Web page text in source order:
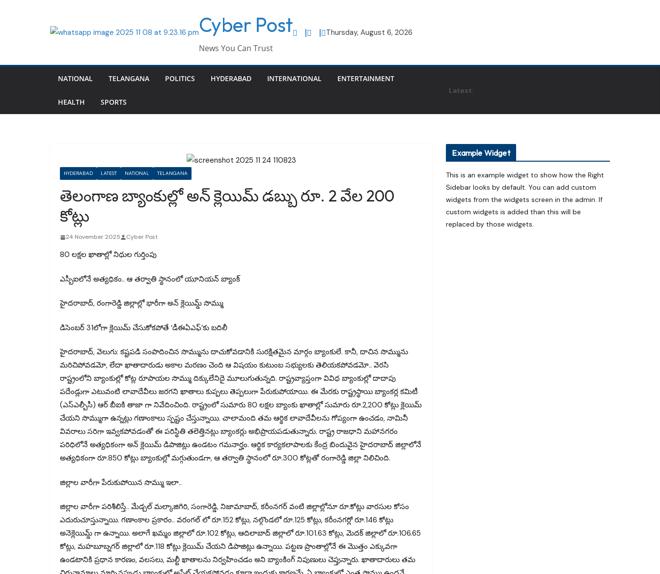
Cyber Post
News You Can Trust
Thursday, August 6, 2026
NATIONAL TELANGANA POLITICS HYDERABAD INTERNATIONAL ENTERTAINMENT
HEALTH SPORTS
Latest:
HYDERABAD LATEST NATIONAL TELANGANA
తెలంగాణ బ్యాంకుల్లో అన్ క్లెయిమ్ డబ్బు రూ. 2 వేల 200
కోట్లు
24 November 2025 Cyber Post
80 లక్షల ఖాతాల్లో నిధుల గుర్తింపు
ఎస్బీఐలోనే అత్యధికం.. ఆ తర్వాతి స్థానంలో యూనియన్ బ్యాంక్
హైదరాబాద్, రంగారెడ్డి జిల్లాల్లో భారీగా అన్ క్లెయిమ్డ్ సొమ్ము
డిసెంబర్ 31లోగా క్లెయిమ్ చేసుకోకపోతే ‘డీఈఏఎఫ్’కు బదిలీ
హైదరాబాద్, వెలుగు: కష్టపడి సంపాదించిన సొమ్మును దాచుకోవడానికి సురక్షితమైన మార్గం బ్యాంకులే. కానీ, దాచిన సొమ్మును
మరిచిపోవడమో, లేదా ఖాతాదారుడు అకాల మరణం చెంది ఆ విషయం కుటుంబ సభ్యులకు తెలియకపోవడమో.. వెరసి
రాష్ట్రంలోని బ్యాంకుల్లో కోట్ల రూపాయల సొమ్ము దిక్కులేనిదై మూలుగుతున్నది. రాష్ట్రవ్యాప్తంగా వివిధ బ్యాంకుల్లో దాదాపు
పదేండ్లుగా ఎటువంటి లావాదేవీలు జరగని ఖాతాలు కుప్పలు తెప్పలుగా పేరుకుపోయాయి. ఈ మేరకు రాష్ట్రస్థాయి బ్యాంకర్ల కమిటీ
(ఎస్ఎల్బీసీ) ఆర్ బీఐకి తాజా గా నివేదించింది. రాష్ట్రంలో సుమారు 80 లక్షల బ్యాంకు ఖాతాల్లో సుమారు రూ.2,200 కోట్లు క్లెయిమ్
చేయని సొమ్ముగా ఉన్నట్లు గణాంకాలు స్పష్టం చేస్తున్నాయి. చాలామంది తమ ఆర్థిక లావాదేవీలను గోప్యంగా ఉంచడం, నామినీ
వివరాలు సరిగా ఇవ్వకపోవడంతో ఈ పరిస్థితి తలెత్తినట్లు బ్యాంకర్లు అభిప్రాయపడుతున్నారు. రాష్ట్ర రాజధాని మహానగరం
పరిధిలోనే అత్యధికంగా అన్ క్లెయిమ్ డిపాజిట్లు ఉండటం గమనార్హం. ఆర్థిక కార్యకలాపాలకు కేంద్ర బిందువైన హైదరాబాద్ జిల్లాలోనే
అత్యధికంగా రూ.850 కోట్లు బ్యాంకుల్లో మగ్గుతుండగా, ఆ తర్వాతి స్థానంలో రూ.300 కోట్లతో రంగారెడ్డి జిల్లా నిలిచింది.
జిల్లాల వారీగా పేరుకుపోయిన సొమ్ము ఇలా..
జిల్లాల వారీగా పరిశీలిస్తే.. మేడ్చల్ మల్కాజిగిరి, సంగారెడ్డి, నిజామాబాద్, కరీంనగర్ వంటి జిల్లాల్లోనూ రూ.కోట్లు వారసుల కోసం
ఎదురుచూస్తున్నాయి. గణాంకాల ప్రకారం.. వరంగల్ లో రూ.152 కోట్లు, నల్గొండలో రూ.125 కోట్లు, కరీంనగర్లో రూ.146 కోట్లు
అనెక్లెయిమ్డ్ గా ఉన్నాయి. అలాగే ఖమ్మం జిల్లాలో రూ.102 కోట్లు, ఆదిలాబాద్ జిల్లాలో రూ.101.63 కోట్లు, మెదక్ జిల్లాలో రూ.106.65
కోట్లు, మహబూబ్నగర్ జిల్లాలో రూ.118 కోట్లు క్లెయిమ్ చేయని డిపాజిట్లు ఉన్నాయి. పట్టణ ప్రాంతాల్లోనే ఈ మొత్తం ఎక్కువగా
ఉండటానికి ప్రధాన కారణం, వలసలు, మల్టీ ఖాతాలను నిర్వహించడం అని బ్యాంకింగ్ నిపుణులు చెప్తున్నారు. ఖాతాదారులు తమ
Example Widget
This is an example widget to show how the Right
Sidebar looks by default. You can add custom
widgets from the widgets screen in the admin. If
custom widgets is added than this will be
replaced by those widgets.